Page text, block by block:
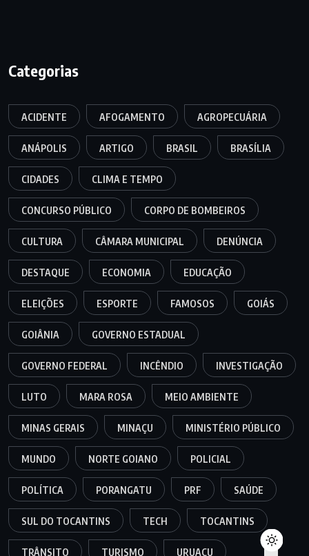
Categorias
ACIDENTE AFOGAMENTO AGROPECUÁRIA
ANÁPOLIS ARTIGO BRASIL BRASÍLIA
CIDADES CLIMA E TEMPO
CONCURSO PÚBLICO CORPO DE BOMBEIROS
CULTURA CÂMARA MUNICIPAL DENÚNCIA
DESTAQUE ECONOMIA EDUCAÇÃO
ELEIÇÕES ESPORTE FAMOSOS GOIÁS
GOIÂNIA GOVERNO ESTADUAL
GOVERNO FEDERAL INCÊNDIO INVESTIGAÇÃO
LUTO MARA ROSA MEIO AMBIENTE
MINAS GERAIS MINAÇU MINISTÉRIO PÚBLICO
MUNDO NORTE GOIANO POLICIAL
POLÍTICA PORANGATU PRF SAÚDE
SUL DO TOCANTINS TECH TOCANTINS
TRÂNSITO TURISMO URUAÇU